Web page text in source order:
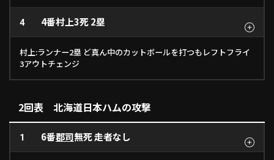
4 4番村上3死 2塁
村上:ランナー2塁 ど真ん中のカットボールを打つもレフトフライ
3アウトチェンジ
2回表 北海道日本ハムの攻撃
1 6番郡司無死 走者なし